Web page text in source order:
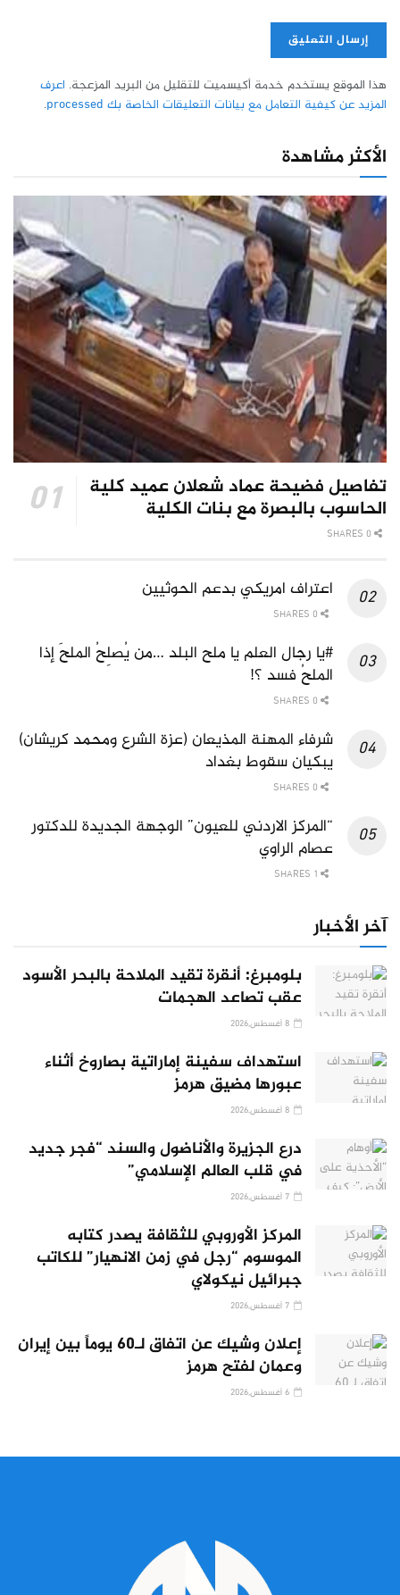
هذا الموقع يستخدم خدمة أكيسميت للتقليل من البريد المزعجة. اعرف
المزيد عن كيفية التعامل مع بيانات التعليقات الخاصة بك processed
.
الأكثر مشاهدة
تفاصيل فضيحة عماد شعلان عميد كلية
الحاسوب بالبصرة مع بنات الكلية
اعتراف امريكي بدعم الحوثيين
#يا رجال العلم يا ملح البلد …من يُصلِحُ الملحَ إذا
الملحُ فسد ؟!
شرفاء المهنة المذيعان (عزة الشرع ومحمد كريشان)
يبكيان سقوط بغداد
“المركز الاردني للعيون” الوجهة الجديدة للدكتور
عصام الراوي
آخر الأخبار
بلومبرغ: أنقرة تقيد الملاحة بالبحر الأسود
عقب تصاعد الهجمات
استهداف سفينة إماراتية بصاروخ أثناء
عبورها مضيق هرمز
درع الجزيرة والأناضول والسند “فجر جديد
في قلب العالم الإسلامي”
المركز الأوروبي للثقافة يصدر كتابه
الموسوم “رجل في زمن الانهيار” للكاتب
جبرائيل نيكولاي
إعلان وشيك عن اتفاق لـ60 يوماً بين إيران
وعمان لفتح هرمز